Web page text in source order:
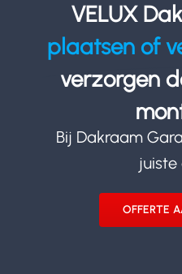
VELUX
plaatsen of
verzorgen
Bij Dakraam
juiste
OFFERTE